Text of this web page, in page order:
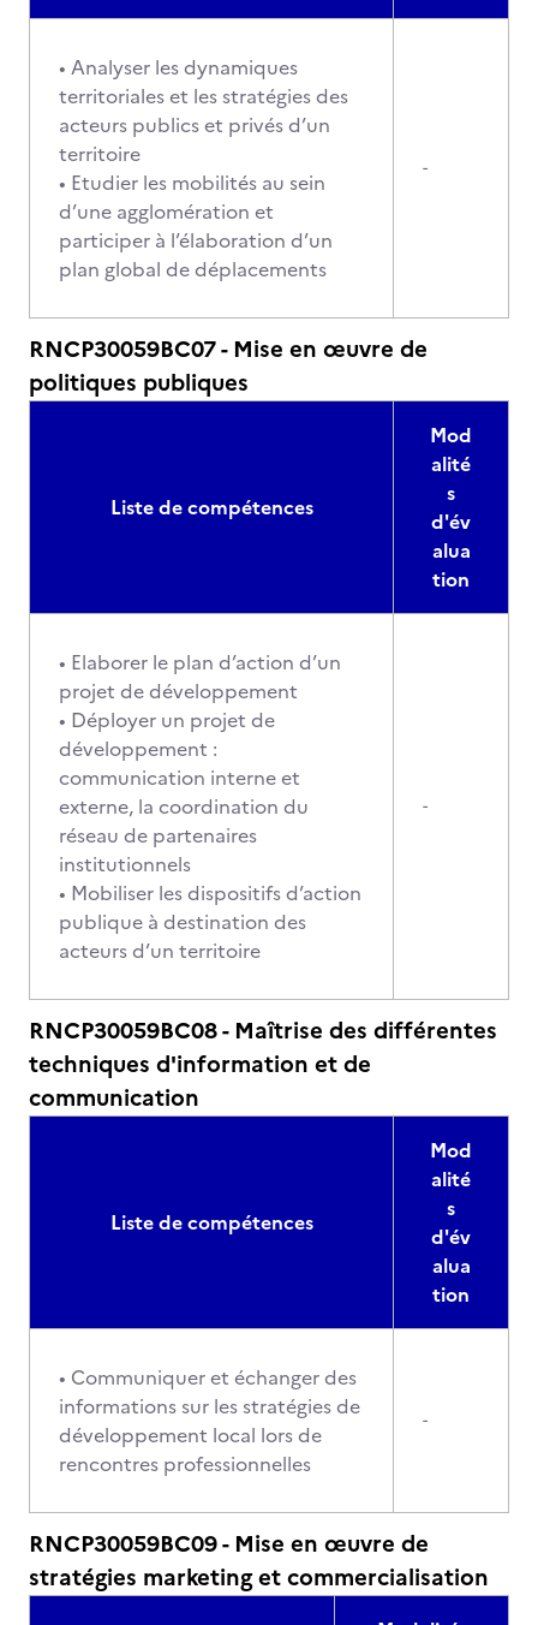
• Analyser les dynamiques
territoriales et les stratégies des
acteurs publics et privés d’un
territoire
• Etudier les mobilités au sein
d’une agglomération et
participer à l’élaboration d’un
plan global de déplacements
-
RNCP30059BC07 - Mise en œuvre de
politiques publiques
Liste de compétences
Mod
alité
s
d'év
alua
tion
• Elaborer le plan d’action d’un
projet de développement
• Déployer un projet de
développement :
communication interne et
externe, la coordination du
réseau de partenaires
institutionnels
• Mobiliser les dispositifs d’action
publique à destination des
acteurs d’un territoire
-
RNCP30059BC08 - Maîtrise des différentes
techniques d'information et de
communication
Liste de compétences
Mod
alité
s
d'év
alua
tion
• Communiquer et échanger des
informations sur les stratégies de
développement local lors de
rencontres professionnelles
-
RNCP30059BC09 - Mise en œuvre de
stratégies marketing et commercialisation